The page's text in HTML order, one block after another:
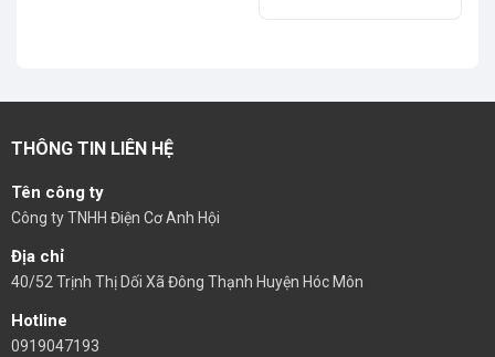
THÔNG TIN LIÊN HỆ
Tên công ty
Công ty TNHH Điện Cơ Anh Hội
Địa chỉ
40/52 Trịnh Thị Dối Xã Đông Thạnh Huyện Hóc Môn
Hotline
0919047193